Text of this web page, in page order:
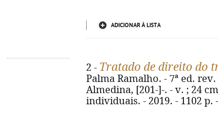
ADICIONAR À LISTA
2 - Tratado de direito do
Palma Ramalho. - 7ª ed.
Almedina, [201-]-. - v. ; 24
individuais. - 2019. - 1102 p.